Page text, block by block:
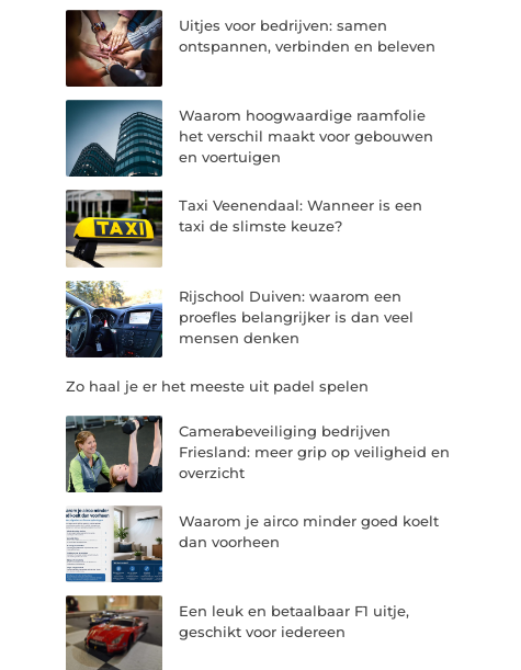
Uitjes voor bedrijven: samen
ontspannen, verbinden en beleven
Waarom hoogwaardige raamfolie
het verschil maakt voor gebouwen
en voertuigen
Taxi Veenendaal: Wanneer is een
taxi de slimste keuze?
Rijschool Duiven: waarom een
proefles belangrijker is dan veel
mensen denken
Zo haal je er het meeste uit padel spelen
Camerabeveiliging bedrijven
Friesland: meer grip op veiligheid en
overzicht
Waarom je airco minder goed koelt
dan voorheen
Een leuk en betaalbaar F1 uitje,
geschikt voor iedereen